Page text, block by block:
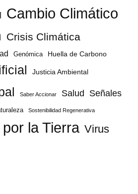
Cambio Climático
Crisis Climática
Genómica Huella de Carbono
Justicia Ambiental
Saber Accionar Salud Señales
Sostenibilidad Regenerativa
por la Tierra Virus